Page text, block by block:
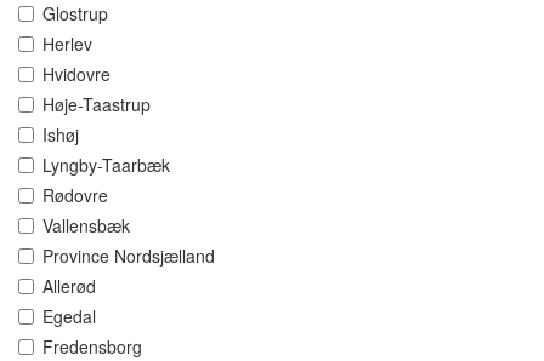
Glostrup
Herlev
Hvidovre
Høje-Taastrup
Ishøj
Lyngby-Taarbæk
Rødovre
Vallensbæk
Province Nordsjælland
Allerød
Egedal
Fredensborg